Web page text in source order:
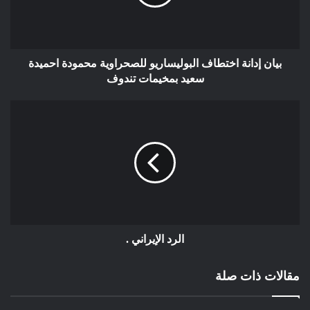
يحكى أنّ كلّ الطّرق كانت سالكة نحو أفغانستان، والبوسنة، وسوريا،
الطّريق سالك فقط لأمتار من كفن! كفن يحتاجه المسلمين
لرجولتهم، أكثر ممّا يحتاجه الفلسطينيّون لشهدائهم.
إسلام الآباء والأجداد على مدى قرون من الزّمن؟ كيف كانوا يوصلون
الشّباب المغرّر بهم لكلّ بقاع الدّنيا غير فلسطين؟ هل كانوا “شيوخا”
للإسلام؟ أو “شيخات” لأمريكا وإسرائيل؟ لماذا نجحت تلك الجماعات
الفرس والعجم كدمية بلهاء لتأمين مصالحهما. وكلاهما يدركان بأنّ
استمرار المآسي في فلسطين تحديدا، هو تأمين حقيقي لمصالحهما.
بيان إدانة اختطاف البوليساريو للصحراوية محمودة احميدة
سعيد بمخيمات تندوف
الرد الإيراني .
مقالات ذات صلة